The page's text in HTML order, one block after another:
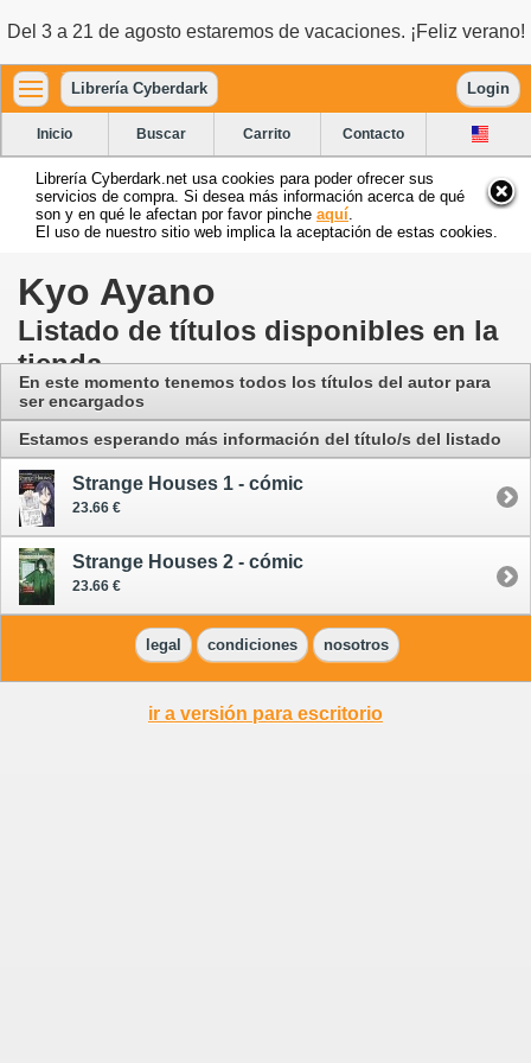
Del 3 a 21 de agosto estaremos de vacaciones. ¡Feliz verano!
Librería Cyberdark Login
Inicio Buscar Carrito Contacto
Librería Cyberdark.net usa cookies para poder ofrecer sus
servicios de compra. Si desea más información acerca de qué
son y en qué le afectan por favor pinche aquí
El uso de nuestro sitio web implica la aceptación de estas cookies.
Kyo Ayano
Listado de títulos disponibles en la
tienda
En este momento tenemos todos los títulos del autor para
ser encargados
Estamos esperando más información del título/s del listado
Strange Houses 1 - cómic
23.66 €
Strange Houses 2 - cómic
23.66 €
legal condiciones nosotros
ir a versión para escritorio